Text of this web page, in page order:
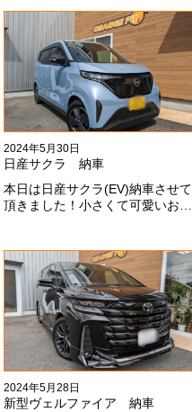
ました#x1f60a;
2024年5月30日
日産サクラ 納車
本日は日産サクラ(EV)納車させて
頂きました！小さくて可愛いお車
#x1f60a;#x1f60a;M様ありがとう
ございました#x1f60a;
2024年5月28日
新型ヴェルファイア 納車